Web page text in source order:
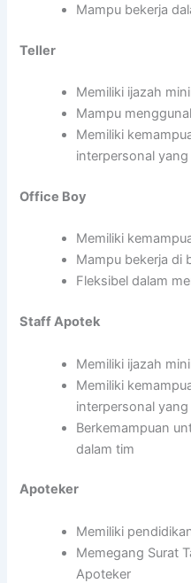
Mampu bekerja
Teller
Memiliki ijazah
Mampu
Memiliki
interpersonal
Office Boy
Memiliki
Mampu bekerja di
Fleksibel dalam
Staff Apotek
Memiliki ijazah
Memiliki
interpersonal yang
Berkemampuan
dalam tim
Apoteker
Memiliki
Memegang Surat
Apoteker